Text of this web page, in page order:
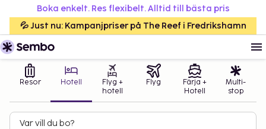
Boka enkelt. Res flexibelt. Alltid till bästa pris
💦 Just nu: Kampanjpriser på The Reef i Fredrikshamn
Resor Hotell
Flyg +
hotell
Flyg
Färja +
Hotell
Multi-
stop
Var vill du bo?